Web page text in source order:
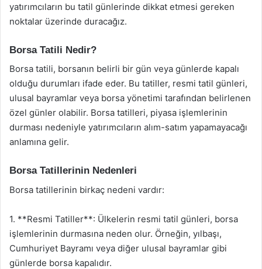
yatırımcıların bu tatil günlerinde dikkat etmesi gereken
noktalar üzerinde duracağız.
Borsa Tatili Nedir?
Borsa tatili, borsanın belirli bir gün veya günlerde kapalı
olduğu durumları ifade eder. Bu tatiller, resmi tatil günleri,
ulusal bayramlar veya borsa yönetimi tarafından belirlenen
özel günler olabilir. Borsa tatilleri, piyasa işlemlerinin
durması nedeniyle yatırımcıların alım-satım yapamayacağı
anlamına gelir.
Borsa Tatillerinin Nedenleri
Borsa tatillerinin birkaç nedeni vardır:
1. **Resmi Tatiller**: Ülkelerin resmi tatil günleri, borsa
işlemlerinin durmasına neden olur. Örneğin, yılbaşı,
Cumhuriyet Bayramı veya diğer ulusal bayramlar gibi
günlerde borsa kapalıdır.